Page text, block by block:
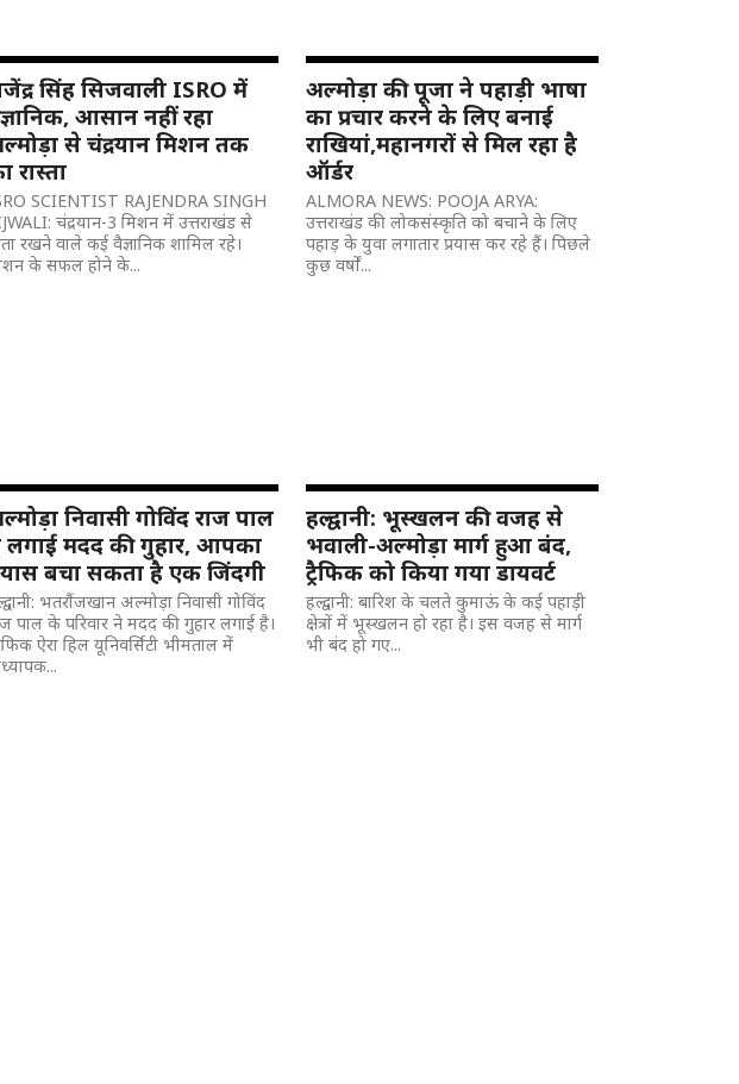
सिंह सिजवाली ISRO में
आसान नहीं रहा
से चंद्रयान मिशन तक
रास्ता
SCIENTIST RAJENDRA SINGH
चंद्रयान-3 मिशन में उत्तराखंड से
रखने वाले कई वैज्ञानिक शामिल रहे।
के सफल होने के...
अल्मोड़ा की पूजा ने पहाड़ी भाषा
का प्रचार करने के लिए बनाई
राखियां,महानगरों से मिल रहा है
ऑर्डर
ALMORA NEWS: POOJA ARYA:
उत्तराखंड की लोकसंस्कृति को बचाने के लिए
पहाड़ के युवा लगातार प्रयास कर रहे हैं। पिछले
कुछ वर्षों...
निवासी गोविंद राज पाल
लगाई मदद की गुहार, आपका
बचा सकता है एक जिंदगी
भतरौंजखान अल्मोड़ा निवासी गोविंद
पाल के परिवार ने मदद की गुहार लगाई है।
ऐरा हिल यूनिवर्सिटी भीमताल में
हल्द्वानी: भूस्खलन की वजह से
भवाली-अल्मोड़ा मार्ग हुआ बंद,
ट्रैफिक को किया गया डायवर्ट
हल्द्वानी: बारिश के चलते कुमाऊं के कई पहाड़ी
क्षेत्रों में भूस्खलन हो रहा है। इस वजह से मार्ग
भी बंद हो गए...